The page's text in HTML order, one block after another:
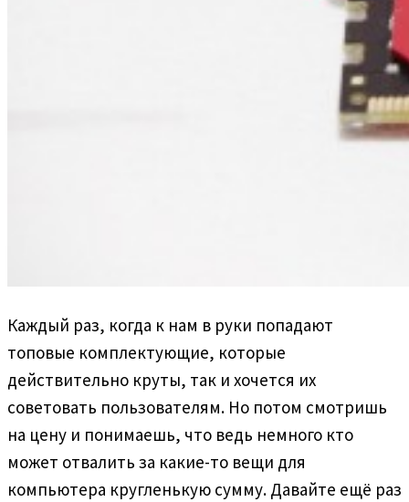
Каждый раз, когда к нам в руки попадают
топовые комплектующие, которые
действительно круты, так и хочется их
советовать пользователям. Но потом смотришь
на цену и понимаешь, что ведь немного кто
может отвалить за какие-то вещи для
компьютера кругленькую сумму. Давайте ещё раз